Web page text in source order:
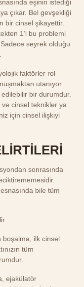
eşinin istediği
çıkar. Bel gevşekliği
bir cinsel şikayettir.
1’i bu problemi
Sadece seyrek olduğu
faktörler rol
utanıyor
bir durumdur.
ve cinsel teknikler ya
için cinsel ilişkiyi
sonrasında
bile tüm
boşalma, ilk cinsel
tüm
ejakülatör